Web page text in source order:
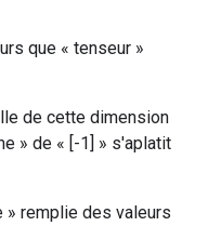
que « tenseur »
de cette dimension
» de « [-1] » s'aplatit
» remplie des valeurs